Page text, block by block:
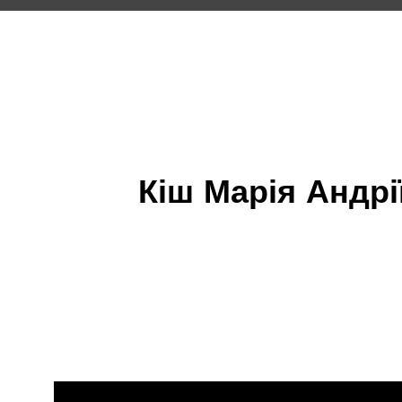
Кіш Марія